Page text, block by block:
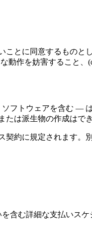
とに同意するもの
作を妨害すること
トウェアを含む —
は派生物の作成はでき
約に規定されます
含む詳細な支払いスケ